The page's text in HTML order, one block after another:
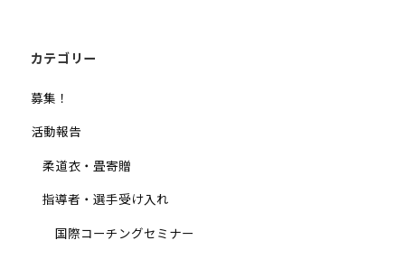
ン
カテゴリー
募集！
活動報告
柔道衣・畳寄贈
指導者・選手受け入れ
国際コーチングセミナー